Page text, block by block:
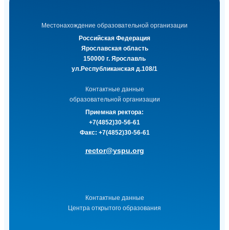
Местонахождение образовательной организации
Российская Федерация
Ярославская область
150000 г. Ярославль
ул.Республиканская д.108/1
Контактные данные
образовательной организации
Приемная ректора:
+7(4852)30-56-61
Факс: +7(4852)30-56-61
rector@yspu.org
Контактные данные
Центра открытого образования